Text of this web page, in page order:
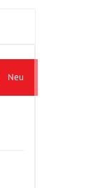
Neu